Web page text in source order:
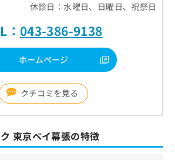
休診日：水曜日、日曜日、祝祭日
： 043-386-9138
ホームページ
クチコミを見る
東京ベイ幕張の特徴